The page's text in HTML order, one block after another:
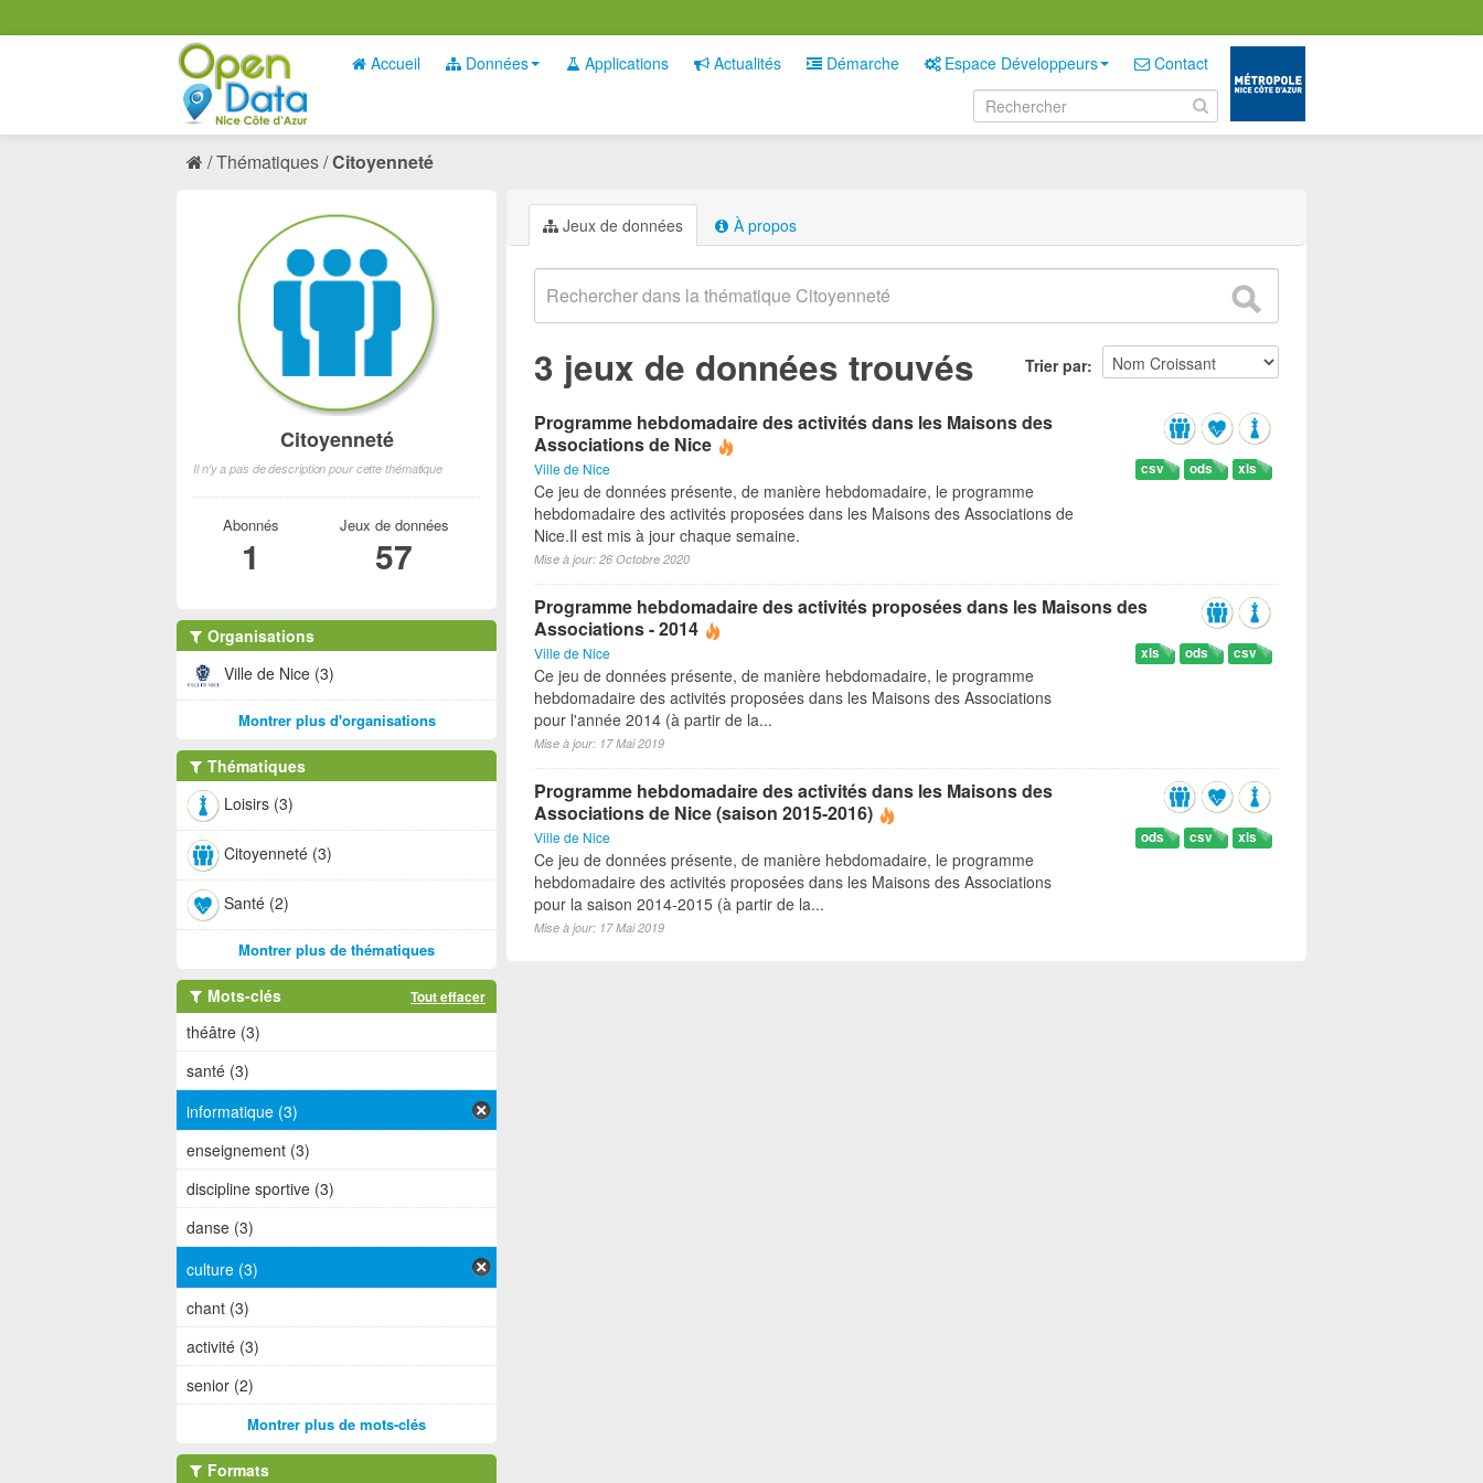
Accueil Données Applications Actualités Démarche Espace Développeurs Contact
Thématiques Citoyenneté
Jeux de données À propos
Trier par
3 jeux de données trouvés
Programme hebdomadaire des activités dans les Maisons des
Associations de Nice
Ville de Nice xls
ods
csv
Ce jeu de données présente, de manière hebdomadaire, le programme
hebdomadaire des activités proposées dans les Maisons des Associations de
Nice.Il est mis à jour chaque semaine.
Mise à jour: 26 Octobre 2020
Programme hebdomadaire des activités proposées dans les Maisons des
Associations - 2014
Ville de Nice csv
ods
xls
Ce jeu de données présente, de manière hebdomadaire, le programme
hebdomadaire des activités proposées dans les Maisons des Associations
pour l'année 2014 (à partir de la...
Mise à jour: 17 Mai 2019
Programme hebdomadaire des activités dans les Maisons des
Associations de Nice (saison 2015-2016)
Ville de Nice xls
csv
ods
Ce jeu de données présente, de manière hebdomadaire, le programme
hebdomadaire des activités proposées dans les Maisons des Associations
pour la saison 2014-2015 (à partir de la...
Mise à jour: 17 Mai 2019
Citoyenneté
Il n'y a pas de description pour cette thématique
Abonnés
1
Jeux de données
57
Organisations
Ville de Nice (3)
Montrer plus d'organisations
Thématiques
Loisirs (3)
Citoyenneté (3)
Santé (2)
Montrer plus de thématiques
Mots-clés Tout effacer
théâtre (3)
santé (3)
informatique (3)
enseignement (3)
discipline sportive (3)
danse (3)
culture (3)
chant (3)
activité (3)
senior (2)
Montrer plus de mots-clés
Formats